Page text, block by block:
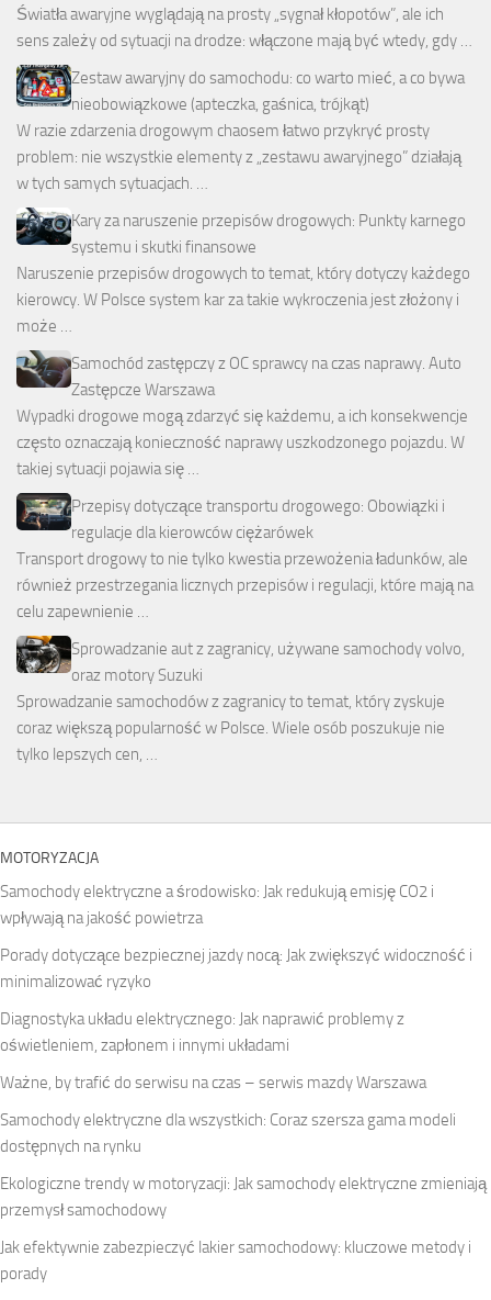
Światła awaryjne wyglądają na prosty „sygnał kłopotów”, ale ich
sens zależy od sytuacji na drodze: włączone mają być wtedy, gdy …
Zestaw awaryjny do samochodu: co warto mieć, a co bywa
nieobowiązkowe (apteczka, gaśnica, trójkąt)
W razie zdarzenia drogowym chaosem łatwo przykryć prosty
problem: nie wszystkie elementy z „zestawu awaryjnego” działają
w tych samych sytuacjach. …
Kary za naruszenie przepisów drogowych: Punkty karnego
systemu i skutki finansowe
Naruszenie przepisów drogowych to temat, który dotyczy każdego
kierowcy. W Polsce system kar za takie wykroczenia jest złożony i
może …
Samochód zastępczy z OC sprawcy na czas naprawy. Auto
Zastępcze Warszawa
Wypadki drogowe mogą zdarzyć się każdemu, a ich konsekwencje
często oznaczają konieczność naprawy uszkodzonego pojazdu. W
takiej sytuacji pojawia się …
Przepisy dotyczące transportu drogowego: Obowiązki i
regulacje dla kierowców ciężarówek
Transport drogowy to nie tylko kwestia przewożenia ładunków, ale
również przestrzegania licznych przepisów i regulacji, które mają na
celu zapewnienie …
Sprowadzanie aut z zagranicy, używane samochody volvo,
oraz motory Suzuki
Sprowadzanie samochodów z zagranicy to temat, który zyskuje
coraz większą popularność w Polsce. Wiele osób poszukuje nie
tylko lepszych cen, …
MOTORYZACJA
Samochody elektryczne a środowisko: Jak redukują emisję CO2 i
wpływają na jakość powietrza
Porady dotyczące bezpiecznej jazdy nocą: Jak zwiększyć widoczność i
minimalizować ryzyko
Diagnostyka układu elektrycznego: Jak naprawić problemy z
oświetleniem, zapłonem i innymi układami
Ważne, by trafić do serwisu na czas – serwis mazdy Warszawa
Samochody elektryczne dla wszystkich: Coraz szersza gama modeli
dostępnych na rynku
Ekologiczne trendy w motoryzacji: Jak samochody elektryczne zmieniają
przemysł samochodowy
Jak efektywnie zabezpieczyć lakier samochodowy: kluczowe metody i
porady